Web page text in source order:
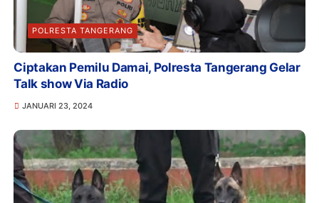
POLRESTA TANGERANG
Ciptakan Pemilu Damai, Polresta Tangerang Gelar
Talk show Via Radio
JANUARI 23, 2024